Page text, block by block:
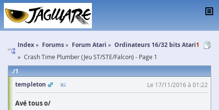
Index Forums Forum Atari Ordinateurs 16/32 bits Atari
Crash Time Plumber (Jeu ST/STE/Falcon) - Page 1
1
1
templeton
Le 17/11/2016 à 01:22
Avé tous o/